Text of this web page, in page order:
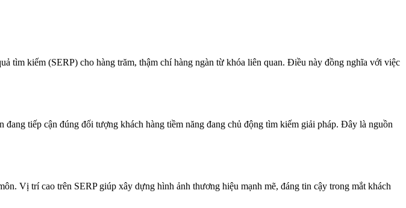
tìm kiếm (SERP) cho hàng trăm, thậm chí hàng ngàn từ khóa liên quan. Điều này đồng nghĩa với việc
tiếp cận đúng đối tượng khách hàng tiềm năng đang chủ động tìm kiếm giải pháp. Đây là nguồn
Vị trí cao trên SERP giúp xây dựng hình ảnh thương hiệu mạnh mẽ, đáng tin cậy trong mắt khách